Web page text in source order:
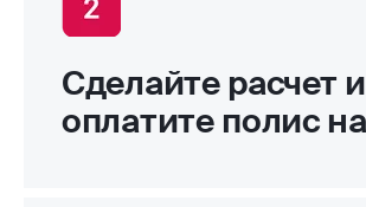
Сделайте расчет и
оплатите полис